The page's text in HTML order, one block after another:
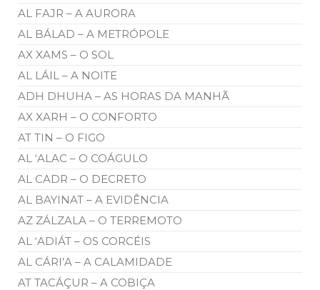
AL FAJR – A AURORA
AL BÁLAD – A METRÓPOLE
AX XAMS – O SOL
AL LÁIL – A NOITE
ADH DHUHA – AS HORAS DA MANHÃ
AX XARH – O CONFORTO
AT TIN – O FIGO
AL ‘ALAC – O COÁGULO
AL CADR – O DECRETO
AL BAYINAT – A EVIDÊNCIA
AZ ZÁLZALA – O TERREMOTO
AL ‘ADIÁT – OS CORCÉIS
AL CÁRI’A – A CALAMIDADE
AT TACÁÇUR – A COBIÇA